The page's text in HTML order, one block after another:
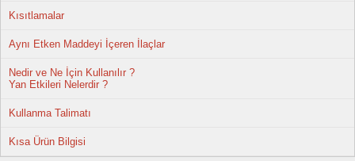
Kısıtlamalar
Aynı Etken Maddeyi İçeren İlaçlar
Nedir ve Ne İçin Kullanılır ?
Yan Etkileri Nelerdir ?
Kullanma Talimatı
Kısa Ürün Bilgisi